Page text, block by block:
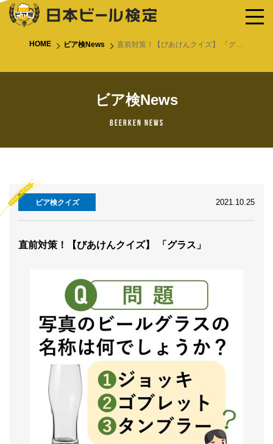
HOME ビア検News 直前対策！【びあけんクイズ】 「グラス」
ビア検News
Beerken News
ビア検クイズ 2021.10.25
直前対策！【びあけんクイズ】 「グラス」